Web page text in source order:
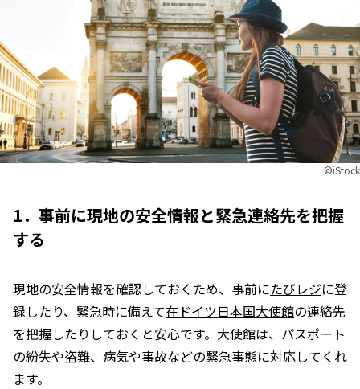
©︎iStock
1．事前に現地の安全情報と緊急連絡先を把握
する
現地の安全情報を確認しておくため、事前にたびレジに登
録したり、緊急時に備えて在ドイツ日本国大使館の連絡先
を把握したりしておくと安心です。大使館は、パスポート
の紛失や盗難、病気や事故などの緊急事態に対応してくれ
ます。